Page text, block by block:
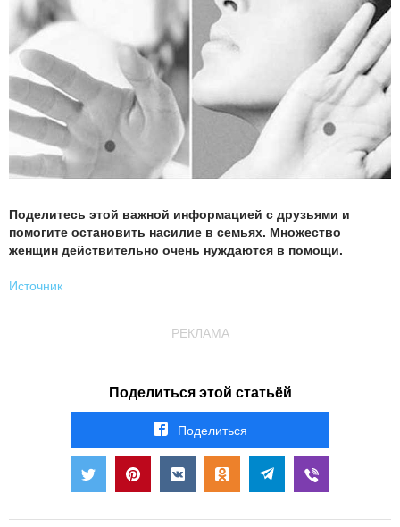
Поделитесь этой важной информацией с друзьями и
помогите остановить насилие в семьях. Множество
женщин действительно очень нуждаются в помощи.
Источник
РЕКЛАМА
Поделиться этой статьёй
Поделиться